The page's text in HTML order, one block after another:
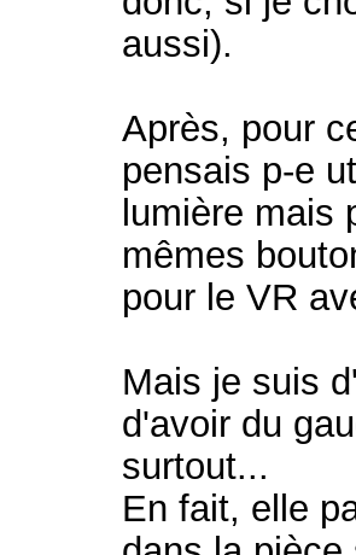
aussi).
Après, pour
pensais p-e
lumière mais
mêmes
pour le VR
Mais je suis
d'avoir du
surtout...
En fait, elle